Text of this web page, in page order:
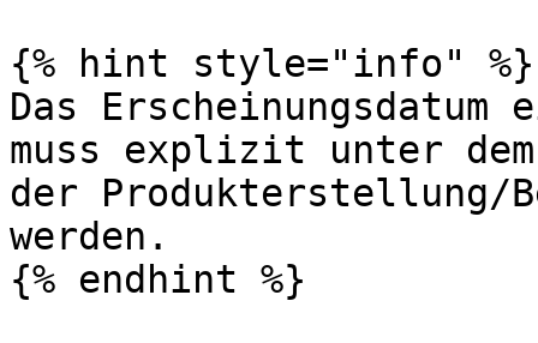
{% hint style="info" %}
Das Erscheinungsdatum
muss explizit unter
der Produkterstellung/
werden.
{% endhint %}